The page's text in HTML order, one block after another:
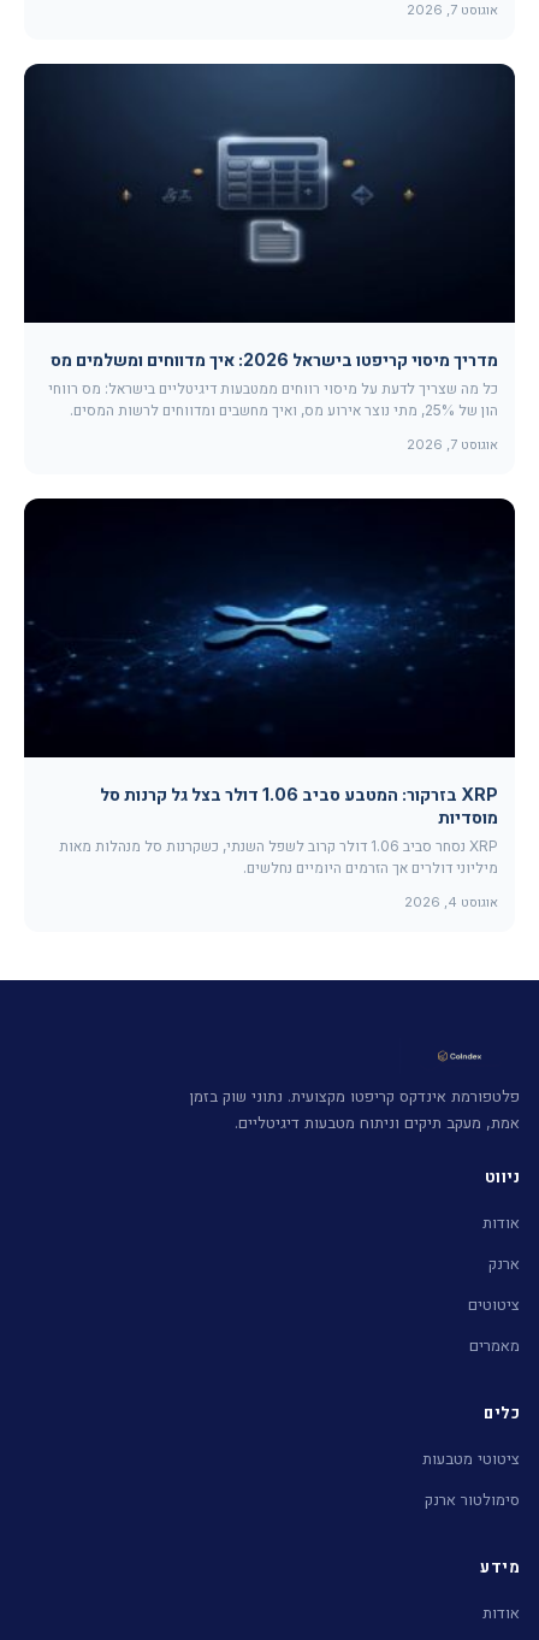
אוגוסט 7, 2026
מדריך מיסוי קריפטו בישראל 2026: איך מדווחים ומשלמים מס
כל מה שצריך לדעת על מיסוי רווחים ממטבעות דיגיטליים בישראל: מס רווחי
הון של 25%, מתי נוצר אירוע מס, ואיך מחשבים ומדווחים לרשות המסים.
אוגוסט 7, 2026
XRP בזרקור: המטבע סביב 1.06 דולר בצל גל קרנות סל
מוסדיות
XRP נסחר סביב 1.06 דולר קרוב לשפל השנתי, כשקרנות סל מנהלות מאות
מיליוני דולרים אך הזרמים היומיים נחלשים.
אוגוסט 4, 2026
פלטפורמת אינדקס קריפטו מקצועית. נתוני שוק בזמן
אמת, מעקב תיקים וניתוח מטבעות דיגיטליים.
ניווט
אודות
ארנק
ציטוטים
מאמרים
כלים
ציטוטי מטבעות
סימולטור ארנק
מידע
אודות